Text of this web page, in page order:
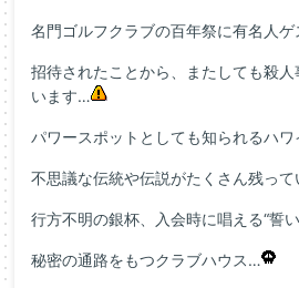
名門ゴルフクラブの百年祭に有名人ゲ
招待されたことから、またしても殺
います…
パワースポットとしても知られるハ
不思議な伝統や伝説がたくさん残って
行方不明の銀杯、入会時に唱える“誓い
秘密の通路をもつクラブハウス…